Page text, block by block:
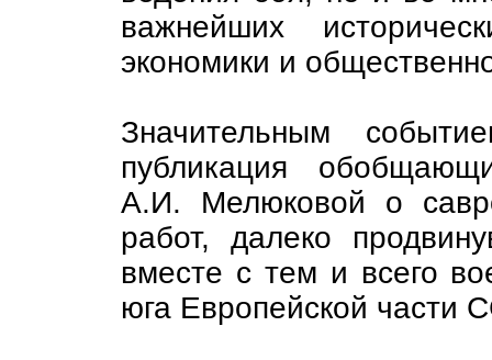
важнейших
экономики и
Значительным
публикация
А.И. Мелюковой о
работ, далеко
вместе с тем и всего
юга Европейской части